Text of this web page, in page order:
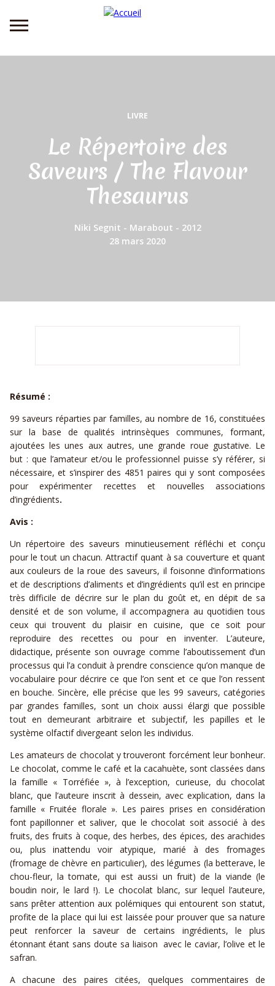
contenu
LIVRE
Le Répertoire des
Saveurs / The Flavour
Thesaurus
Niki Segnit - Marabout - 2012
28 mars 2020
Résumé :
99 saveurs réparties par familles, au nombre de 16, constituées
sur la base de qualités intrinsèques communes, formant,
ajoutées les unes aux autres, une grande roue gustative. Le
but : que l’amateur et/ou le professionnel puisse s’y référer, si
nécessaire, et s’inspirer des 4851 paires qui y sont composées
pour expérimenter recettes et nouvelles associations
d’ingrédients.
Avis :
Un répertoire des saveurs minutieusement réfléchi et conçu
pour le tout un chacun. Attractif quant à sa couverture et quant
aux couleurs de la roue des saveurs, il foisonne d’informations
et de descriptions d’aliments et d’ingrédients qu’il est en principe
très difficile de décrire sur le plan du goût et, en dépit de sa
densité et de son volume, il accompagnera au quotidien tous
ceux qui trouvent du plaisir en cuisine, que ce soit pour
reproduire des recettes ou pour en inventer. L’auteure,
didactique, présente son ouvrage comme l’aboutissement d’un
processus qui l’a conduit à prendre conscience qu’on manque de
vocabulaire pour décrire ce que l’on sent et ce que l’on ressent
en bouche. Sincère, elle précise que les 99 saveurs, catégories
par grandes familles, sont un choix aussi élargi que possible
tout en demeurant arbitraire et subjectif, les papilles et le
système olfactif divergeant selon les individus.
Les amateurs de chocolat y trouveront forcément leur bonheur.
Le chocolat, comme le café et la cacahuète, sont classées dans
la famille « Torréfiée », à l’exception, curieuse, du chocolat
blanc, que l’auteure inscrit à dessein, avec explication, dans la
famille « Fruitée florale ». Les paires prises en considération
font papillonner et saliver, que le chocolat soit associé à des
fruits, des fruits à coque, des herbes, des épices, des arachides
ou, plus inattendu voir atypique, marié à des fromages
(fromage de chèvre en particulier), des légumes (la betterave, le
chou-fleur, la tomate, qui est aussi un fruit) de la viande (le
boudin noir, le lard !). Le chocolat blanc, sur lequel l’auteure,
sans prêter attention aux polémiques qui entourent son statut,
profite de la place qui lui est laissée pour prouver que sa nature
peut renforcer la saveur de certains ingrédients, le plus
étonnant étant sans doute sa liaison avec le caviar, l’olive et le
safran.
A chacune des paires citées, quelques commentaires de